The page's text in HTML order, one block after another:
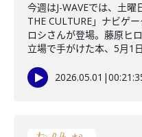
今週はJ-WAVEでは、土
THE CULTURE」ナビゲ
ロシさんが登場。藤原ヒ
立場で手がけた本、5月1
2026.05.01 |